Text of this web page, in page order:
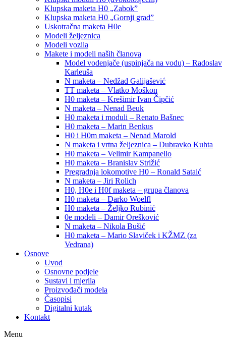
Klupska maketa H0 „Zabok”
Klupska maketa H0 „Gornji grad”
Uskotračna maketa H0e
Modeli željeznica
Modeli vozila
Makete i modeli naših članova
Model vodenjače (uspinjača na vodu) – Radoslav
Karleuša
N maketa – Nedžad Galijašević
TT maketa – Vlatko Moškon
H0 maketa – Krešimir Ivan Čipčić
N maketa – Nenad Beuk
H0 maketa i moduli – Renato Bašnec
H0 maketa – Marin Benkus
H0 i H0m maketa – Nenad Marold
N maketa i vrtna željeznica – Dubravko Kuhta
H0 maketa – Velimir Kampanello
H0 maketa – Branislav Strižić
Pregradnja lokomotive H0 – Ronald Sataić
N maketa – Jiri Rolich
H0, H0e i H0f maketa – grupa članova
H0 maketa – Darko Woelfl
H0 maketa – Željko Rubinić
0e modeli – Damir Orešković
N maketa – Nikola Bušić
H0 maketa – Mario Slaviček i KŽMZ (za
Vedrana)
Osnove
Uvod
Osnovne podjele
Sustavi i mjerila
Proizvođači modela
Časopisi
Digitalni kutak
Kontakt
Menu